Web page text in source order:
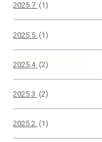
2025.7 (1)
2025.5 (1)
2025.4 (2)
2025.3 (2)
2025.2 (1)